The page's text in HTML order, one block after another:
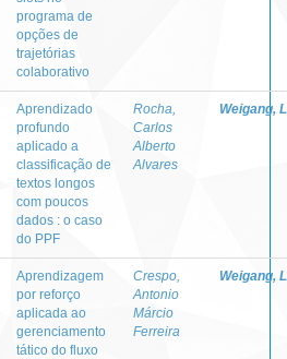
programa de
opções de
trajetórias
colaborativo
Aprendizado
profundo
aplicado a
classificação de
textos longos
com poucos
dados : o caso
do PPF
Rocha,
Carlos
Alberto
Alvares
Weigang,
Aprendizagem
por reforço
aplicada ao
gerenciamento
tático do fluxo
Crespo,
Antonio
Márcio
Ferreira
Weigang,